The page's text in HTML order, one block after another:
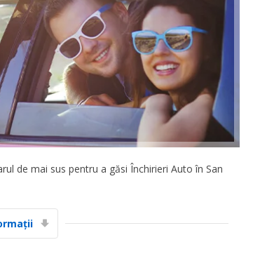
de mai sus pentru a găsi Închirieri Auto în San